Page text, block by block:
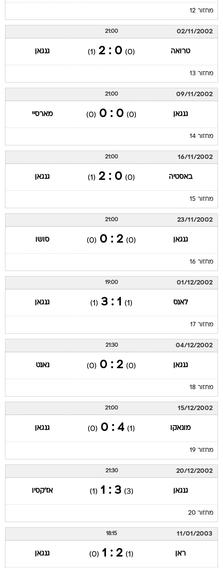
מחזור 12
02/11/2002
21:00
טרואה (0)
0 : 2
(1) גנגאן
מחזור 13
09/11/2002
21:00
גנגאן (0)
0 : 0
(0) מארסיי
מחזור 14
16/11/2002
21:00
באסטיה (0)
0 : 2
(1) גנגאן
מחזור 15
23/11/2002
21:00
גנגאן (0)
2 : 0
(0) סושו
מחזור 16
01/12/2002
19:00
לאנס (1)
1 : 3
(1) גנגאן
מחזור 17
04/12/2002
21:30
גנגאן (0)
2 : 0
(0) נאנט
מחזור 18
15/12/2002
21:00
מונאקו (1)
4 : 0
(0) גנגאן
מחזור 19
20/12/2002
21:30
גנגאן (3)
3 : 1
(1) אז'קסיו
מחזור 20
11/01/2003
18:15
ראן (1)
2 : 1
(0) גנגאן